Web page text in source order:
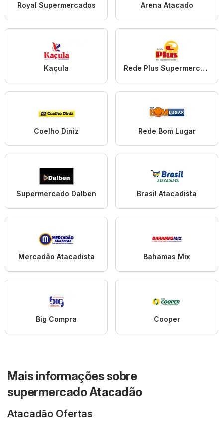
Royal Supermercados Arena Atacado
Kaçula Rede Plus Supermercados
Coelho Diniz Rede Bom Lugar
Supermercado Dalben Brasil Atacadista
Mercadão Atacadista Bahamas Mix
Big Compra Cooper
Mais informações sobre
supermercado Atacadão
Atacadão Ofertas